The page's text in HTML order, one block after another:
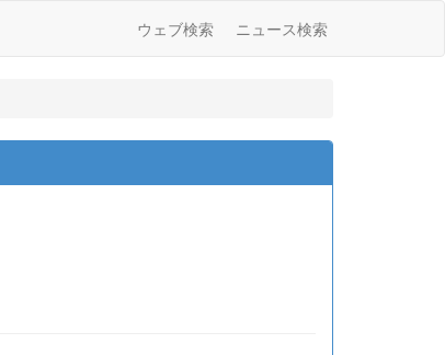
ウェブ検索 ニュース検索